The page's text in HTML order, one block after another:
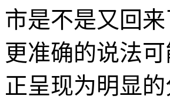
市是不是又回
更准确的说法
正呈现为明显的